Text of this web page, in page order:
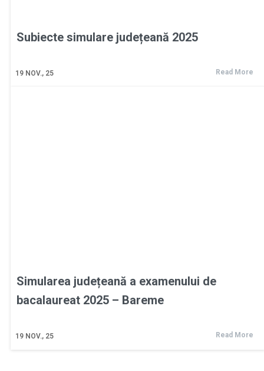
Subiecte simulare județeană 2025
19 NOV., 25 Read More
Simularea județeană a examenului de
bacalaureat 2025 – Bareme
19 NOV., 25 Read More